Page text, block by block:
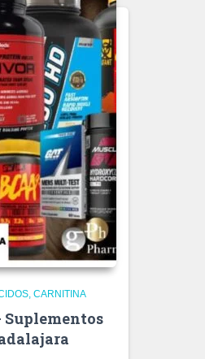
CARNITINA
Suplementos